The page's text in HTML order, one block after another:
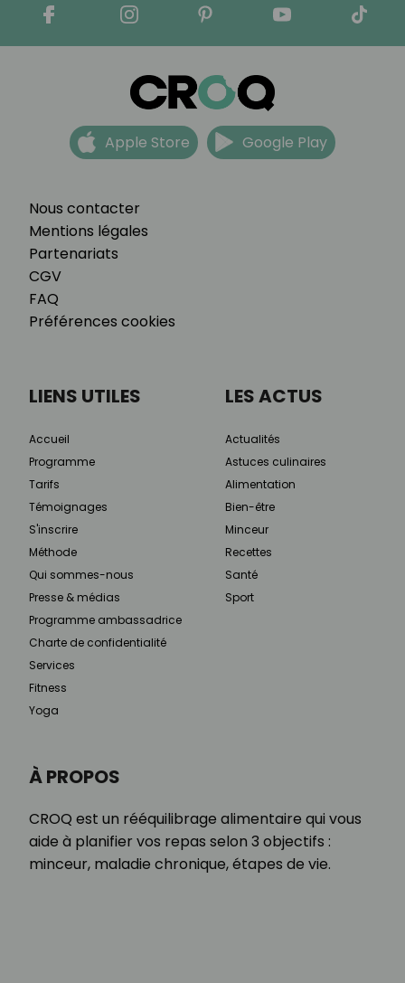
Nous contacter
Mentions légales
Partenariats
CGV
FAQ
Préférences cookies
Apple Store Google Play
À PROPOS
CROQ est un rééquilibrage alimentaire qui vous
aide à planifier vos repas selon 3 objectifs :
minceur, maladie chronique, étapes de vie.
LIENS UTILES
Accueil
Programme
Tarifs
Témoignages
S'inscrire
Méthode
Qui sommes-nous
Presse & médias
Programme ambassadrice
Charte de confidentialité
Services
Fitness
Yoga
LES ACTUS
Actualités
Astuces culinaires
Alimentation
Bien-être
Minceur
Recettes
Santé
Sport